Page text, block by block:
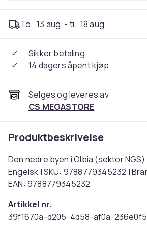
To., 13 aug. - ti., 18 aug.
Sikker betaling
14 dagers åpent kjøp
Selges og leveres av
CS MEGASTORE
Produktbeskrivelse
Den nedre byen i Olbia (sektor
Engelsk | SKU: 9788779345232 |
EAN: 9788779345232
Artikkel nr.
39f1670a-d205-4d58-af0a-